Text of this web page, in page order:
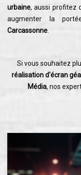
urbaine, aussi profitez
augmenter la
Carcassonne
Si vous souhaitez
réalisation d'écran
Média, nos